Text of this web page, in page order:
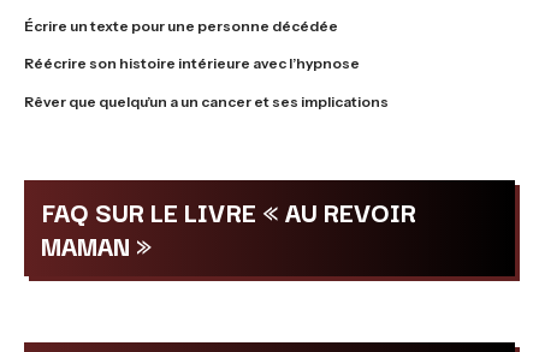
Écrire un texte pour une personne décédée
Réécrire son histoire intérieure avec l’hypnose
Rêver que quelqu’un a un cancer et ses implications
FAQ SUR LE LIVRE « AU REVOIR
MAMAN »